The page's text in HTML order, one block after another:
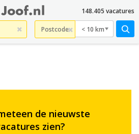
< 10 km
148.405 vacatures
de nieuwste
zien?